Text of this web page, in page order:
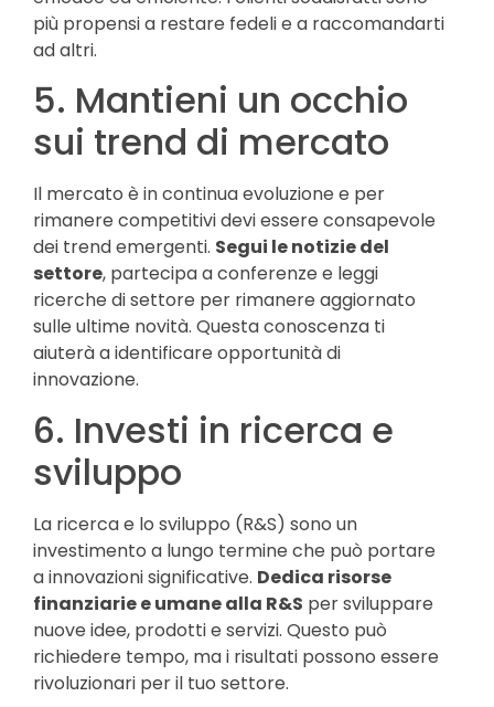
più propensi a restare fedeli e a raccomandarti
ad altri.
5. Mantieni un occhio
sui trend di mercato
Il mercato è in continua evoluzione e per
rimanere competitivi devi essere consapevole
dei trend emergenti. Segui le notizie del
settore, partecipa a conferenze e leggi
ricerche di settore per rimanere aggiornato
sulle ultime novità. Questa conoscenza ti
aiuterà a identificare opportunità di
innovazione.
6. Investi in ricerca e
sviluppo
La ricerca e lo sviluppo (R&S) sono un
investimento a lungo termine che può portare
a innovazioni significative. Dedica risorse
finanziarie e umane alla R&S per sviluppare
nuove idee, prodotti e servizi. Questo può
richiedere tempo, ma i risultati possono essere
rivoluzionari per il tuo settore.